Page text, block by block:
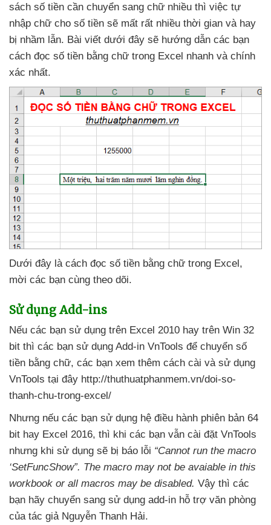
sách số tiền cần chuyển sang chữ nhiều thì việc tự
nhập chữ cho số tiền sẽ mất rất nhiều thời gian và hay
bị nhầm lẫn. Bài viết dưới đây sẽ hướng dẫn các bạn
cách đọc số tiền bằng chữ trong Excel nhanh và chính
xác nhất.
Dưới đây là cách đọc số tiền bằng chữ trong Excel,
mời các bạn cùng theo dõi.
Sử dụng Add-ins
Nếu các bạn sử dụng trên Excel 2010 hay trên Win 32
bit thì các bạn sử dụng Add-in VnTools để chuyển số
tiền bằng chữ, các bạn xem thêm cách cài và sử dụng
VnTools tại đây http://thuthuatphanmem.vn/doi-so-
thanh-chu-trong-excel/
Nhưng nếu các bạn sử dụng hệ điều hành phiên bản 64
bit hay Excel 2016, thì khi các bạn vẫn cài đặt VnTools
nhưng khi sử dụng sẽ bị báo lỗi “Cannot run the macro
‘SetFuncShow”. The macro may not be avaiable in this
workbook or all macros may be disabled. Vậy thì các
bạn hãy chuyển sang sử dụng add-in hỗ trợ văn phòng
của tác giả Nguyễn Thanh Hải.